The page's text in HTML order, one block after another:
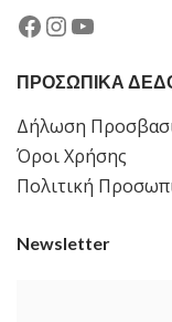
Facebook
Instagram
YouTube
ΠΡΟΣΩΠΙΚΑ
Δήλωση
Όροι Χρήσης
Πολιτική
Newsletter